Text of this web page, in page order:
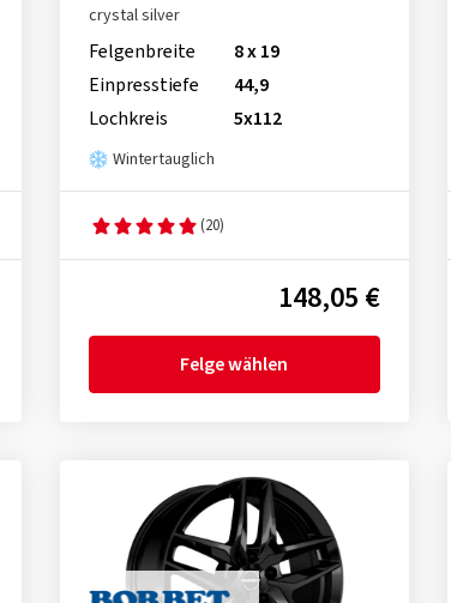
crystal silver
Felgenbreite
8 x 19
Einpresstiefe
44,9
Lochkreis
5x112
Wintertauglich
(20)
148,05 €
Felge wählen